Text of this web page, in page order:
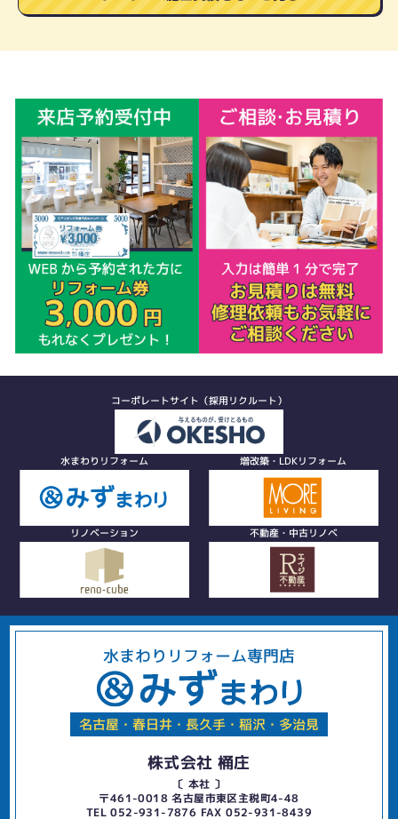
コーポレートサイト（採用リクルート）
水まわりリフォーム 増改築・LDKリフォーム
リノベーション 不動産・中古リノベ
水まわりリフォーム専門店
名古屋・春日井・長久手・稲沢・多治見
株式会社 桶庄
〔 本社 〕
〒461-0018 名古屋市東区主税町4-48
TEL 052-931-7876 FAX 052-931-8439